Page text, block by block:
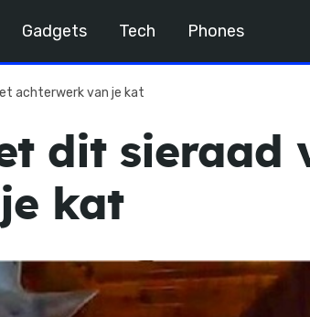
Gadgets Tech Phones
achterwerk van je kat
dit sieraad
kat